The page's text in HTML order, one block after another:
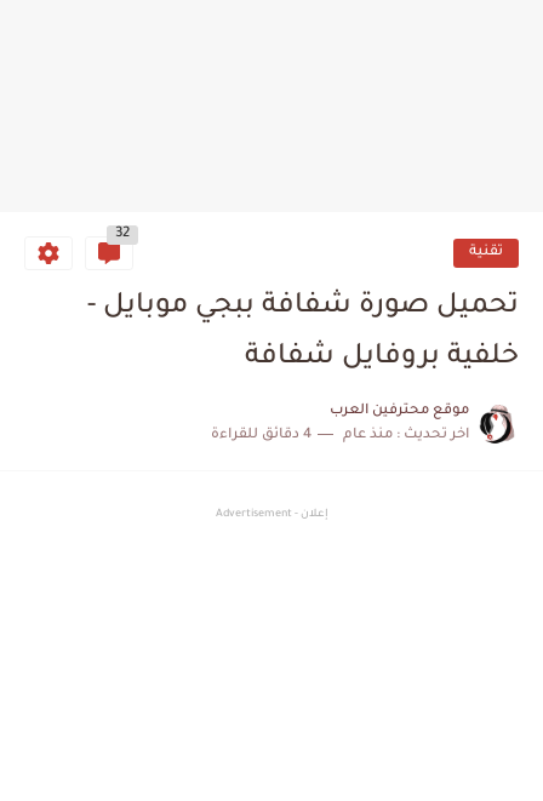
تقنية
32
تحميل صورة شفافة ببجي موبايل -
خلفية بروفايل شفافة
موقع محترفين العرب
اخر تحديث : منذ عام 4 دقائق للقراءة
إعلان - Advertisement